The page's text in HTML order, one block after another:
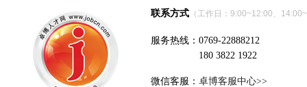
联系方式 （工作日：9:00~12:00、
服务热线：0769-22888212
180 3822 1922
微信客服： 卓博客服中心>>